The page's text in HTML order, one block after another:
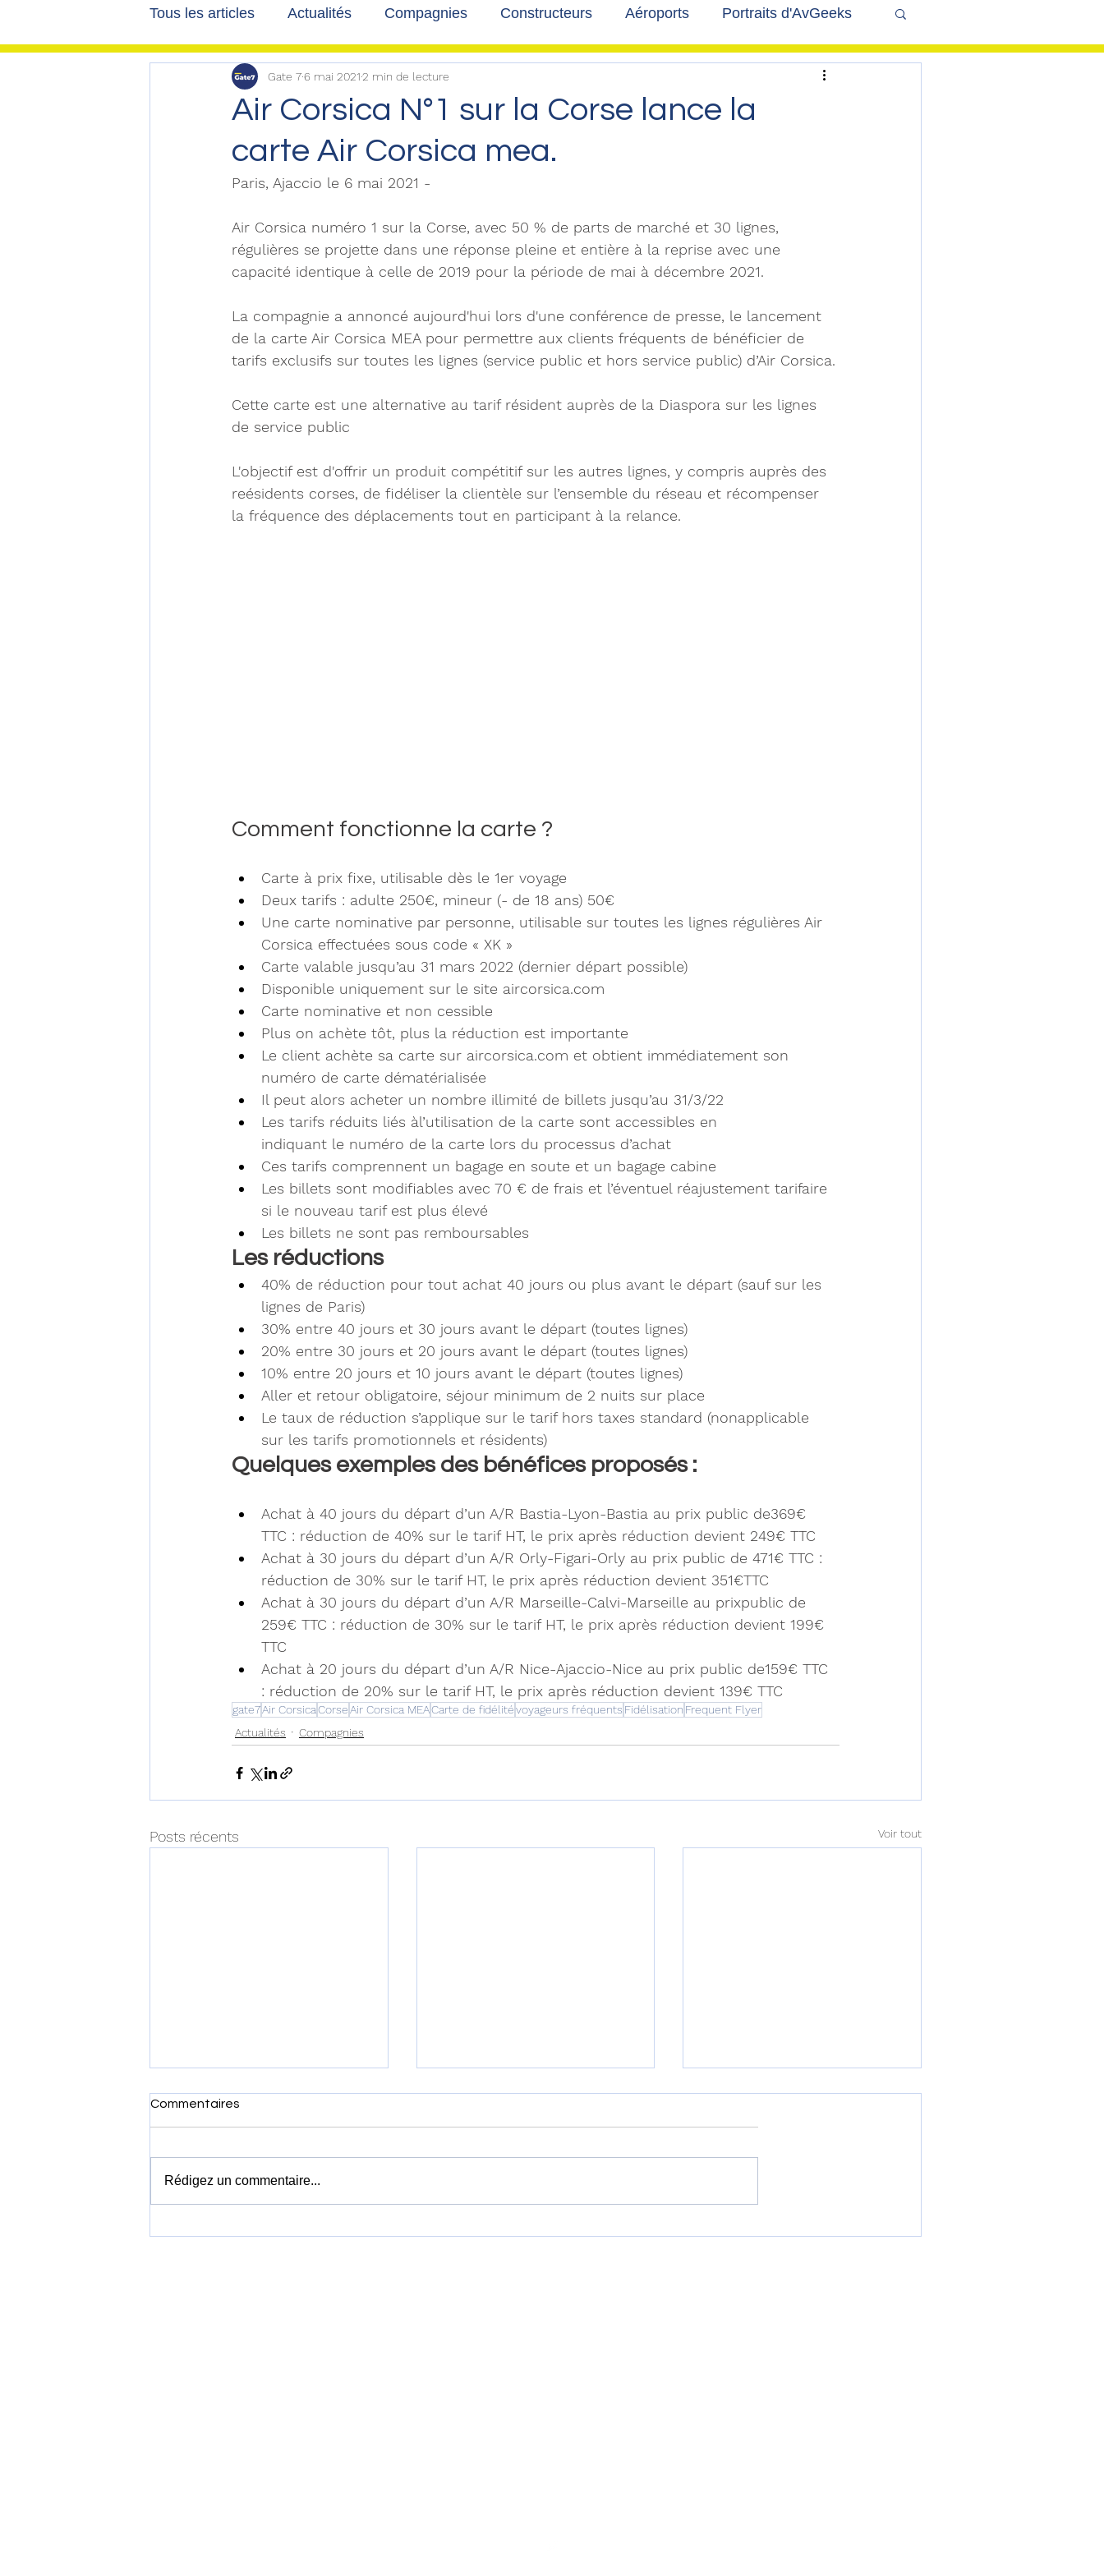
Tous les articles Actualités Compagnies Constructeurs Aéroports Portraits d'AvGeeks
Les tribunes de Gate7 album photo Coté Coulisses
Voyages Reportages
Air Corsica N°1 sur la Corse lance la
carte Air Corsica mea.
Gate 76 mai 20212 min de lecture
Paris, Ajaccio le 6 mai 2021 -
Air Corsica numéro 1 sur la Corse, avec 50 % de parts de marché et 30 lignes,
régulières se projette dans une réponse pleine et entière à la reprise avec une
capacité identique à celle de 2019 pour la période de mai à décembre 2021.
La compagnie a annoncé aujourd'hui lors d'une conférence de presse, le lancement
de la carte Air Corsica MEA pour permettre aux clients fréquents de bénéficier de
tarifs exclusifs sur toutes les lignes (service public et hors service public) d’Air Corsica.
Cette carte est une alternative au tarif résident auprès de la Diaspora sur les lignes
de service public
L'objectif est d'offrir un produit compétitif sur les autres lignes, y compris auprès des
reésidents corses, de fidéliser la clientèle sur l’ensemble du réseau et récompenser
la fréquence des déplacements tout en participant à la relance.
Comment fonctionne la carte ?
Carte à prix fixe, utilisable dès le 1er voyage
Deux tarifs : adulte 250€, mineur (- de 18 ans) 50€
Une carte nominative par personne, utilisable sur toutes les lignes régulières Air
Corsica effectuées sous code « XK »
Carte valable jusqu’au 31 mars 2022 (dernier départ possible)
Disponible uniquement sur le site aircorsica.com
Carte nominative et non cessible
Plus on achète tôt, plus la réduction est importante
Le client achète sa carte sur aircorsica.com et obtient immédiatement son
numéro de carte dématérialisée
Il peut alors acheter un nombre illimité de billets jusqu’au 31/3/22
Les tarifs réduits liés àl’utilisation de la carte sont accessibles en
indiquant le numéro de la carte lors du processus d’achat
Ces tarifs comprennent un bagage en soute et un bagage cabine
Les billets sont modifiables avec 70 € de frais et l’éventuel réajustement tarifaire
si le nouveau tarif est plus élevé
Les billets ne sont pas remboursables
Les réductions
40% de réduction pour tout achat 40 jours ou plus avant le départ (sauf sur les
lignes de Paris)
30% entre 40 jours et 30 jours avant le départ (toutes lignes)
20% entre 30 jours et 20 jours avant le départ (toutes lignes)
10% entre 20 jours et 10 jours avant le départ (toutes lignes)
Aller et retour obligatoire, séjour minimum de 2 nuits sur place
Le taux de réduction s’applique sur le tarif hors taxes standard (nonapplicable
sur les tarifs promotionnels et résidents)
Quelques exemples des bénéfices proposés :
Achat à 40 jours du départ d’un A/R Bastia-Lyon-Bastia au prix public de369€
TTC : réduction de 40% sur le tarif HT, le prix après réduction devient 249€ TTC
Achat à 30 jours du départ d’un A/R Orly-Figari-Orly au prix public de 471€ TTC :
réduction de 30% sur le tarif HT, le prix après réduction devient 351€TTC
Achat à 30 jours du départ d’un A/R Marseille-Calvi-Marseille au prixpublic de
259€ TTC : réduction de 30% sur le tarif HT, le prix après réduction devient 199€
TTC
Achat à 20 jours du départ d’un A/R Nice-Ajaccio-Nice au prix public de159€ TTC
: réduction de 20% sur le tarif HT, le prix après réduction devient 139€ TTC
gate7Air CorsicaCorseAir Corsica MEACarte de fidélitévoyageurs fréquents Fidélisation Frequent Flyer
Actualités
Compagnies
Posts récents Voir tout
Commentaires
Rédigez un commentaire...